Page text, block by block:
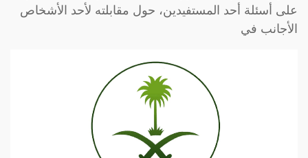
على أسئلة أحد المستفيدين، حول مقابلته لأحد الأشخاص
الأجانب في